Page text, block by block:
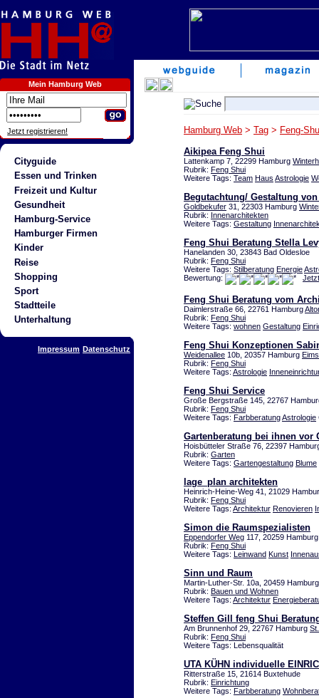
Mein Hamburg Web
Jetzt registrieren!
Cityguide
Essen und Trinken
Freizeit und Kultur
Gesundheit
Hamburg-Service
Hamburger Firmen
Kinder
Reise
Shopping
Sport
Stadtteile
Unterhaltung
Impressum Datenschutz
Hamburg Web > Tag > Feng-
Aikipea Feng Shui
Lattenkamp 7, 22299 Hamburg
Rubrik: Feng Shui
Weitere Tags: Team Haus Astrologie
Begutachtung/ Gestaltung
Goldbekufer 31, 22303 Hamburg
Rubrik: Innenarchitekten
Weitere Tags: Gestaltung
Feng Shui Beratung Stella
Hanelanden 30, 23843 Bad Oldesloe
Rubrik: Feng Shui
Weitere Tags: Stilberatung Energie
Bewertung:
Feng Shui Beratung vom
Daimlerstraße 66, 22761 Hamburg
Rubrik: Feng Shui
Weitere Tags: wohnen Gestaltung
Feng Shui Konzeptionen
Weidenallee 10b, 20357 Hamburg
Rubrik: Feng Shui
Weitere Tags: Astrologie
Feng Shui Service
Große Bergstraße 145, 22767
Rubrik: Feng Shui
Weitere Tags: FarbberatungAstrologie
Gartenberatung bei ihnen vor
Hoisbütteler Straße 76, 22397
Rubrik: Garten
Weitere Tags: Gartengestaltung Blume
lage_plan architekten
Heinrich-Heine-Weg 41, 21029
Rubrik: Feng Shui
Weitere Tags: Architektur Renovieren
Simon die Raumspezialisten
Eppendorfer Weg 117, 20259
Rubrik: Feng Shui
Weitere Tags: Leinwand Kunst
Sinn und Raum
Martin-Luther-Str. 10a, 20459
Rubrik: Bauen und Wohnen
Weitere Tags: Architektur
Steffen Gill feng Shui
Am Brunnenhof 29, 22767 Hamburg
Rubrik: Feng Shui
Weitere Tags: Lebensqualität
UTA KÜHN individuelle
Ritterstraße 15, 21614 Buxtehude
Rubrik: Einrichtung
Weitere Tags: Farbberatung